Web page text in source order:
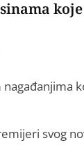
svog